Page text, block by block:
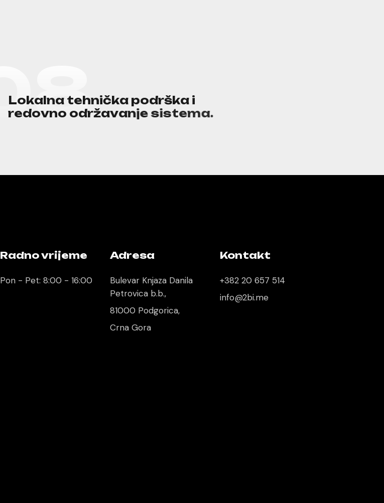
08
Lokalna tehnička podrška i
redovno održavanjesistema.
Radno vrijeme
Pon - Pet: 8:00 - 16:00
Adresa
Bulevar Knjaza Danila
Petrovica b.b.,
81000 Podgorica,
Crna Gora
Kontakt
+382 20 657 514
info@2bi.me